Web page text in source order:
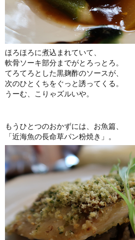
ほろほろに煮込まれていて、
軟骨ソーキ部分までがとろっとろ。
てろてろとした黒麹酢のソースが、
次のひとくちをぐっと誘ってくる。
うーむ、こりゃズルいや。
もうひとつのおかずには、お魚篇、
「近海魚の長命草パン粉焼き」。